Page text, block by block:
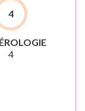
4
4